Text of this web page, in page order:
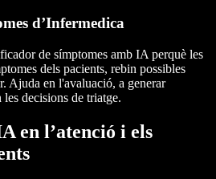
d’Infermedica
de símptomes amb IA perquè les
dels pacients, rebin possibles
Ajuda en l'avaluació, a generar
decisions de triatge.
en l’atenció i els